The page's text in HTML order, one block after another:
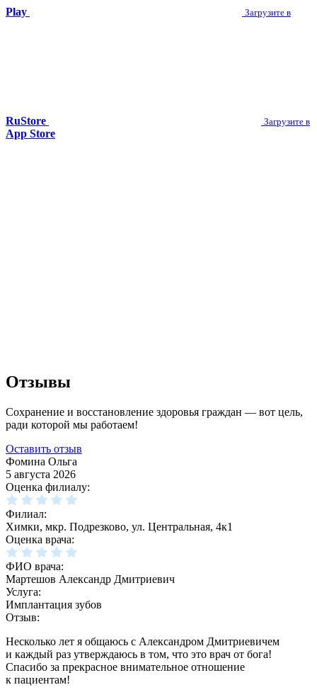
Play Загрузите в
RuStore Загрузите в
App Store
Отзывы
Сохранение и восстановление здоровья граждан — вот цель,
ради которой мы работаем!
Оставить отзыв
Фомина Ольга
5 августа 2026
Оценка филиалу:
Филиал:
Химки, мкр. Подрезково, ул. Центральная, 4к1
Оценка врача:
ФИО врача:
Мартешов Александр Дмитриевич
Услуга:
Имплантация зубов
Отзыв:
Несколько лет я общаюсь с Александром Дмитриевичем
и каждый раз утверждаюсь в том, что это врач от бога!
Спасибо за прекрасное внимательное отношение
к пациентам!